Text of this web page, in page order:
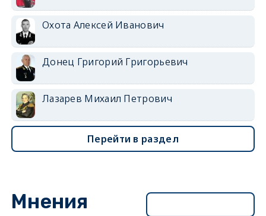
Охота Алексей Иванович
Донец Григорий Григорьевич
Лазарев Михаил Петрович
Перейти в раздел
Мнения